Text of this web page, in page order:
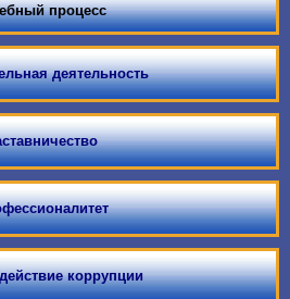
процесс
деятельность
коррупции